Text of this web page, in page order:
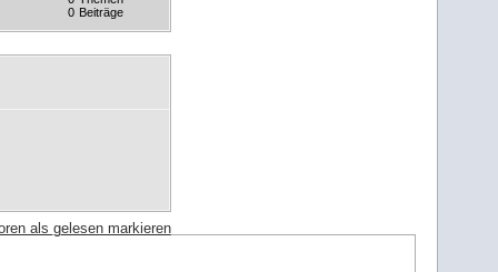
Beiträge
0
als gelesen markieren